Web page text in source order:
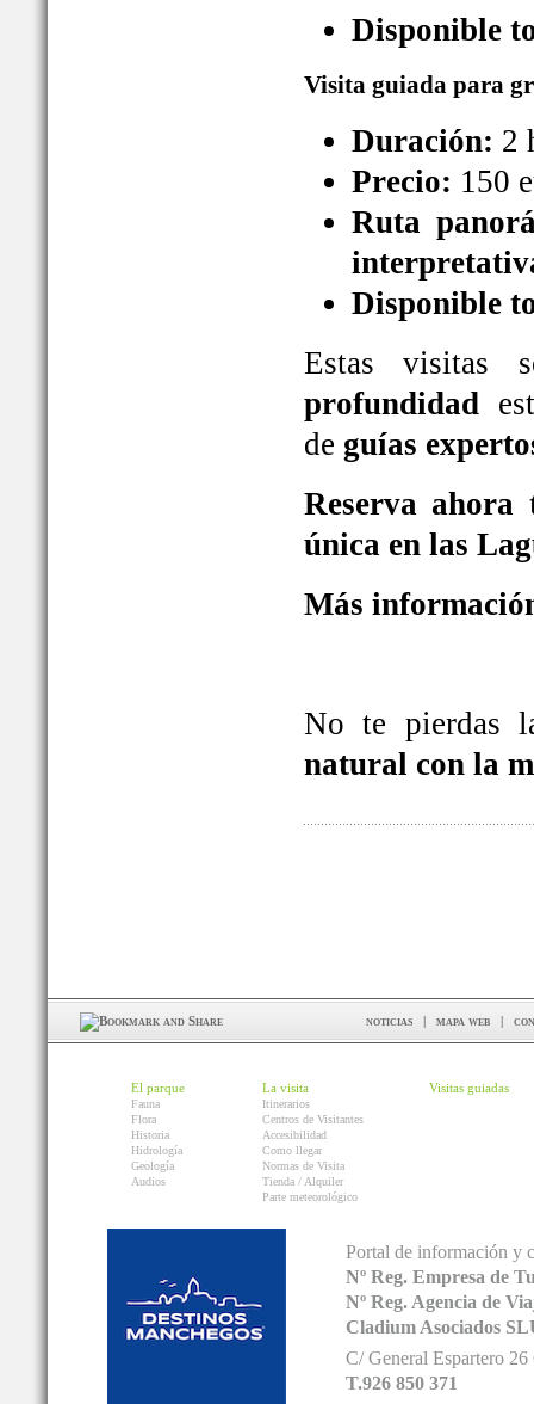
Disponible
Visita guiada para
Duración: 2
Precio: 150
Ruta
Disponible
Estas
profundidad
de guías
Reserva
única en las
Más
No te pierdas
natural con la
noticias mapa web
El parque
Fauna
Flora
Historia
Hidrología
Geología
Audios
La visita
Itinerarios
Centros de Visitantes
Accesibilidad
Como llegar
Normas de Visita
Tienda / Alquiler
Parte meteorológico
Visitas guiadas
Portal de información y
Nº Reg. Empresa de
Nº Reg. Agencia de
Cladium Asociados
C/ General Espartero
T.926 850 371